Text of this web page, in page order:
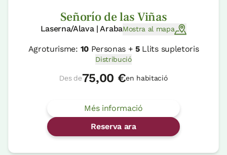
Señorío de las Viñas
Laserna/Alava | ArabaMostra al mapa
Agroturisme: 10Personas +5Llits supletoris
Distribució
Des de75,00 €en habitació
Més informació
Reserva ara